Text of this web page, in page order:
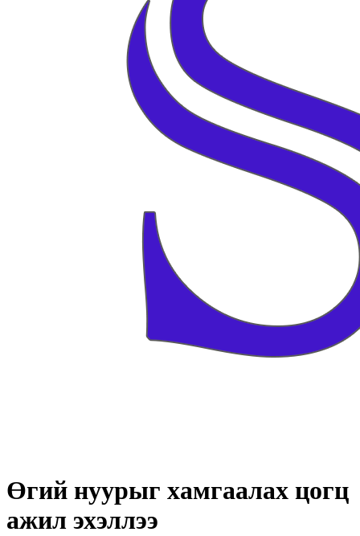
Өгий нуурыг хамгаалах цогц
ажил эхэллээ